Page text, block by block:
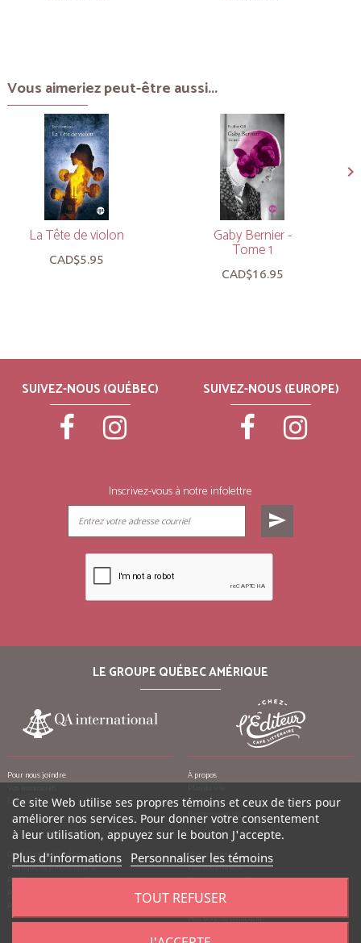
Vous aimeriez peut-être aussi...
La Tête de violon
CAD$5.95
Gaby Bernier -
Tome 1
CAD$16.95
SUIVEZ-NOUS (QUÉBEC) SUIVEZ-NOUS (EUROPE)
Inscrivez-vous à notre infolettre
send
LE GROUPE QUÉBEC AMÉRIQUE
Pour nous joindre
Emplois
À propos
Crédits
Remerciements
Conditions d’utilisation
Politique de confidentialité
Politique contre le harcèlement
Mon compte
Mes commandes
Mes notes de crédit
Mes adresses
Mes informations personnelles
Mes bons de réduction
Ce site Web utilise ses propres témoins et ceux de tiers pour
améliorer nos services. Pour donner votre consentement
à leur utilisation, appuyez sur le bouton J'accepte.
Plus d'informations Personnaliser les témoins
TOUT REFUSER